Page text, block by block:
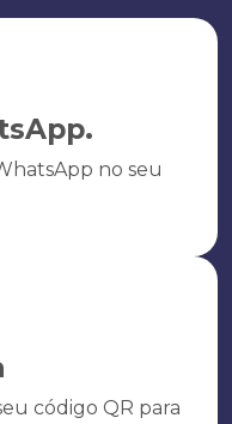
no seu
código QR para